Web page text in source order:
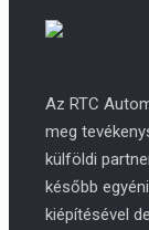
Az RTC
meg
külföldi
később
kiépítésével